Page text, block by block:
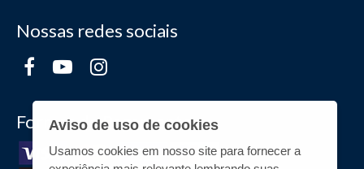
Nossas redes sociais
Formas de Pagamento
Aviso de uso de cookies
Usamos cookies em nosso site para fornecer a